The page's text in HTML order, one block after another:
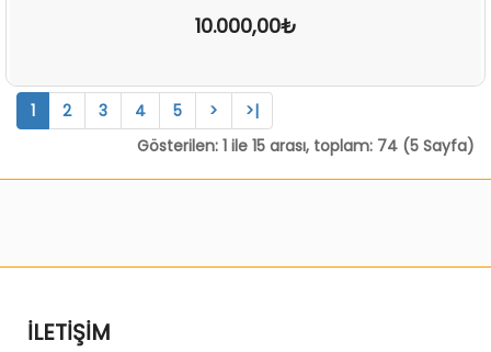
10.000,00₺
1 2 3 4 5 >
>|
Gösterilen: 1 ile 15 arası, toplam: 74 (5 Sayfa)
İLETIŞIM